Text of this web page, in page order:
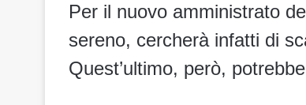
Per il nuovo amministrato
sereno, cercherà infatti di
Quest’ultimo, però,